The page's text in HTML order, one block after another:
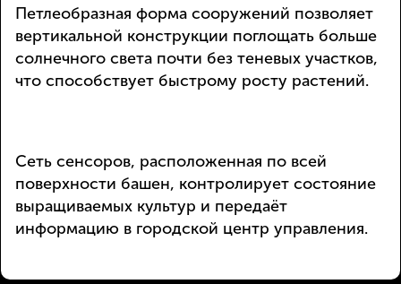
Петлеобразная форма сооружений позволяет
вертикальной конструкции поглощать больше
солнечного света почти без теневых участков,
что способствует быстрому росту растений.
Сеть сенсоров, расположенная по всей
поверхности башен, контролирует состояние
выращиваемых культур и передаёт
информацию в городской центр управления.